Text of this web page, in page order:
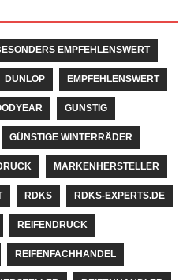
EMPFEHLENSWERT
DUNLOP EMPFEHLENSWERT
GÜNSTIG
GÜNSTIGE WINTERRÄDER
MARKENHERSTELLER
RDKS RDKS-EXPERTS.DE
REIFENDRUCK
REIFENFACHHANDEL